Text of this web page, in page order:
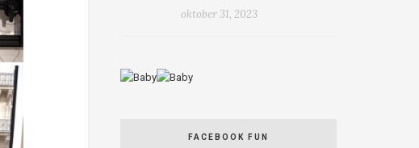
oktober 31, 2023
FACEBOOK FUN